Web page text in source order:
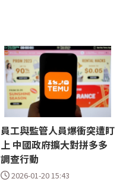
員工與監管人員爆衝突遭盯
上 中國政府擴大對拼多多
調查行動
2026-01-20 15:43